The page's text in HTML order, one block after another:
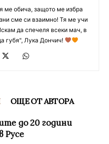
ме обича, защото ме избра
сме си взаимно! Тя ме учи
да спечеля всеки мач, в
губя", Лука Дончич!
ОЩЕ ОТ АВТОРА
до 20 години
Русе